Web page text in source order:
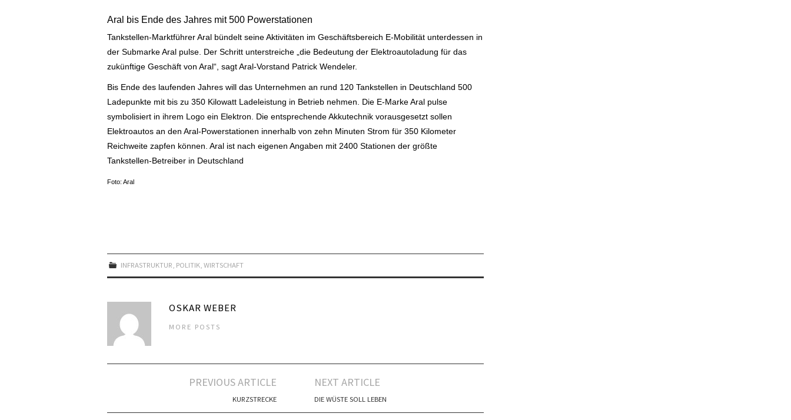
Aral bis Ende des Jahres mit 500 Powerstationen
Tankstellen-Marktführer Aral bündelt seine Aktivitäten im Geschäftsbereich E-Mobilität unterdessen in
der Submarke Aral pulse. Der Schritt unterstreiche „die Bedeutung der Elektroautoladung für das
zukünftige Geschäft von Aral“, sagt Aral-Vorstand Patrick Wendeler.
Bis Ende des laufenden Jahres will das Unternehmen an rund 120 Tankstellen in Deutschland 500
Ladepunkte mit bis zu 350 Kilowatt Ladeleistung in Betrieb nehmen. Die E-Marke Aral pulse
symbolisiert in ihrem Logo ein Elektron. Die entsprechende Akkutechnik vorausgesetzt sollen
Elektroautos an den Aral-Powerstationen innerhalb von zehn Minuten Strom für 350 Kilometer
Reichweite zapfen können. Aral ist nach eigenen Angaben mit 2400 Stationen der größte
Tankstellen-Betreiber in Deutschland
Foto: Aral
INFRASTRUKTUR POLITIK ,WIRTSCHAFT
OSKAR WEBER
MORE POSTS
PREVIOUS ARTICLE
KURZSTRECKE
NEXT ARTICLE
DIE WÜSTE SOLL LEBEN